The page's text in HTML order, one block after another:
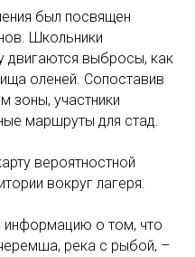
был посвящен
Школьники
двигаются выбросы, как
оленей. Сопоставив
зоны, участники
маршруты для стад.
вероятностной
вокруг лагеря.
информацию о том, что
река с рыбой, –